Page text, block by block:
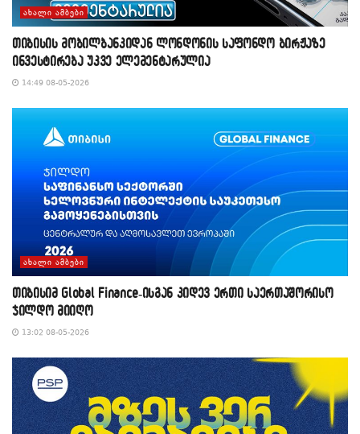
ᲐᲮᲐᲚᲘ ᲐᲛᲑᲔᲑᲘ
თიბისის მობილბანკიდან ლონდონის საფონდო ბირჟაზე
ინვესტირება უკვე ელემენტარულია
14:49 08-05-2026
ᲐᲮᲐᲚᲘ ᲐᲛᲑᲔᲑᲘ
თიბისიმ Global Finance-ისგან კიდევ ერთი საერთაშორისო
ჯილდო მიიღო
13:02 08-05-2026